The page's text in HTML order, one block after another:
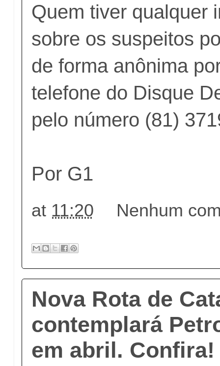
Quem tiver qualquer
sobre os suspeitos
de forma anônima
telefone do Disque
pelo número (81)
Por G1
at 11:20 Nenhum
Nova Rota de
contemplará
em abril. Confira!